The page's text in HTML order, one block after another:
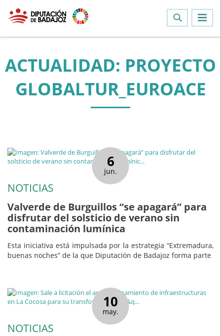
ACTUALIDAD: PROYECTO
GLOBALTUR_EUROACE
6
jun.
NOTICIAS
Valverde de Burguillos “se apagará” para
disfrutar del solsticio de verano sin
contaminación lumínica
Esta iniciativa está impulsada por la estrategia “Extremadura,
buenas noches” de la que Diputación de Badajoz forma parte
10
may.
NOTICIAS